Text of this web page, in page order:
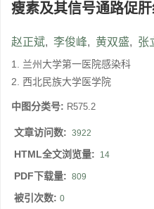
瘦素及其信号通路促
赵正斌, 李俊峰, 黄双盛, 张
1. 兰州大学第一医院感染科
2. 西北民族大学医学院
中图分类号: R575.2
文章访问数: 3922
HTML全文浏览量: 14
PDF下载量: 809
被引次数: 0